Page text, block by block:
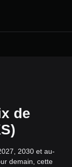
de
2030 et au-
demain, cette